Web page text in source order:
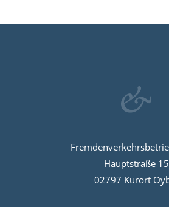
Hauptstraße 15
02797 Kurort